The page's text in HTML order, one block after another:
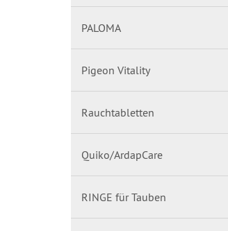
PALOMA
Pigeon Vitality
Rauchtabletten
Quiko/ArdapCare
RINGE für Tauben